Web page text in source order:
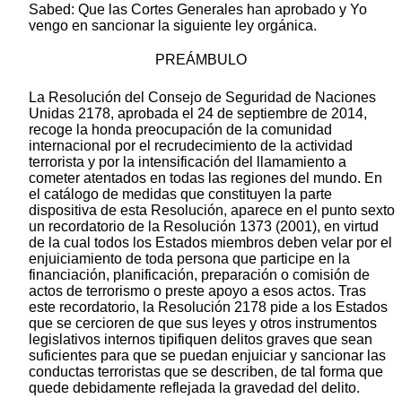
Sabed: Que las Cortes Generales han aprobado y Yo
vengo en sancionar la siguiente ley orgánica.
PREÁMBULO
La Resolución del Consejo de Seguridad de Naciones
Unidas 2178, aprobada el 24 de septiembre de 2014,
recoge la honda preocupación de la comunidad
internacional por el recrudecimiento de la actividad
terrorista y por la intensificación del llamamiento a
cometer atentados en todas las regiones del mundo. En
el catálogo de medidas que constituyen la parte
dispositiva de esta Resolución, aparece en el punto sexto
un recordatorio de la Resolución 1373 (2001), en virtud
de la cual todos los Estados miembros deben velar por el
enjuiciamiento de toda persona que participe en la
financiación, planificación, preparación o comisión de
actos de terrorismo o preste apoyo a esos actos. Tras
este recordatorio, la Resolución 2178 pide a los Estados
que se cercioren de que sus leyes y otros instrumentos
legislativos internos tipifiquen delitos graves que sean
suficientes para que se puedan enjuiciar y sancionar las
conductas terroristas que se describen, de tal forma que
quede debidamente reflejada la gravedad del delito.